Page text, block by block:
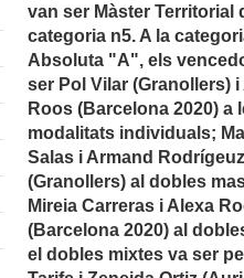
van ser Màster Territorial
categoria n5. A la
Absoluta "A", els
ser Pol Vilar (Granollers) i
Roos (Barcelona 2020) a
modalitats individuals;
Salas i Armand Rodrígeuz
(Granollers) al dobles
Mireia Carreras i Alexa
(Barcelona 2020) al
el dobles mixtes va ser